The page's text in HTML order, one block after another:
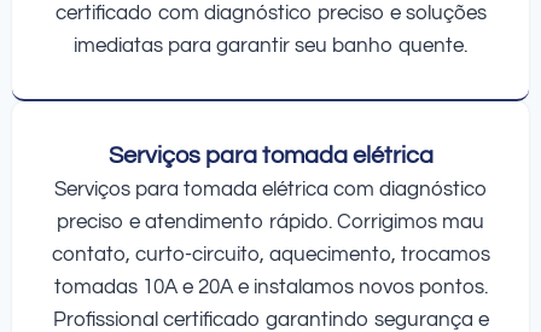
certificado com diagnóstico preciso e soluções
imediatas para garantir seu banho quente.
Serviços para tomada elétrica
Serviços para tomada elétrica com diagnóstico
preciso e atendimento rápido. Corrigimos mau
contato, curto-circuito, aquecimento, trocamos
tomadas 10A e 20A e instalamos novos pontos.
Profissional certificado garantindo segurança e